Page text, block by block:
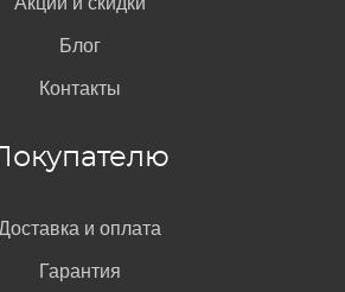
на коробке от телефона HTC,
узнать при наборе
«О телефоне».
Блог
Контакты
и оплата
Гарантия